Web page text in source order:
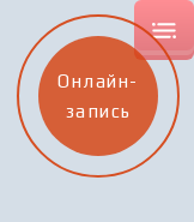
Онлайн-
запись